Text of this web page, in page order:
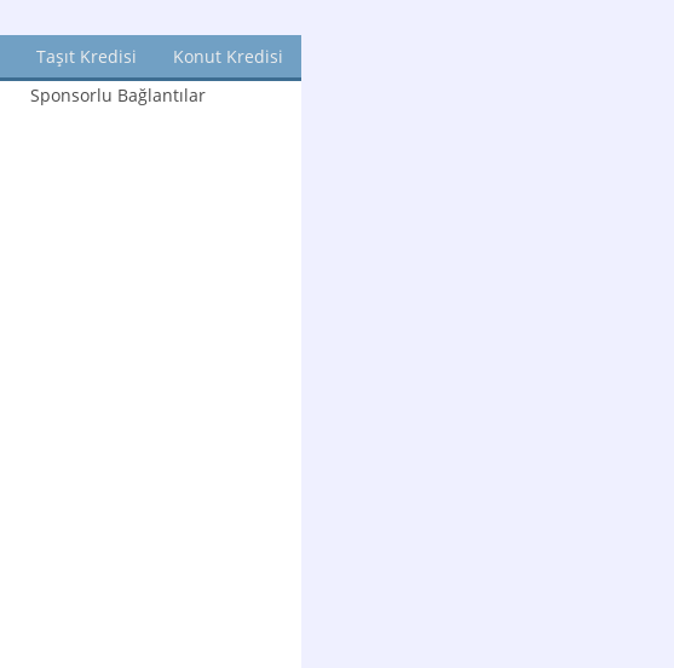
Taşıt Kredisi Konut Kredisi
Sponsorlu Bağlantılar